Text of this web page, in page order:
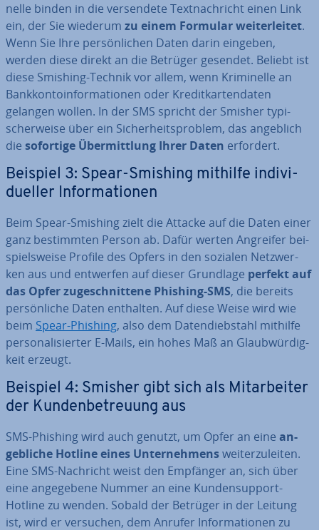
nel­le binden in die ver­sen­de­te Text­nach­richt einen Link
ein, der Sie wiederum zu einem Formular wei­ter­lei­tet.
Wenn Sie Ihre per­sön­li­chen Daten darin eingeben,
werden diese direkt an die Betrüger gesendet. Beliebt ist
diese Smishing-Technik vor allem, wenn Kri­mi­nel­le an
Bank­kon­to­in­for­ma­tio­nen oder Kre­dit­kar­ten­da­ten
gelangen wollen. In der SMS spricht der Smisher ty­pi­
scher­wei­se über ein Si­cher­heits­pro­blem, das angeblich
die sofortige Über­mitt­lung Ihrer Daten erfordert.
Beispiel 3: Spear-Smishing mithilfe in­di­vi­
du­el­ler In­for­ma­tio­nen
Beim Spear-Smishing zielt die Attacke auf die Daten einer
ganz be­stimm­ten Person ab. Dafür werten Angreifer bei­
spiels­wei­se Profile des Opfers in den sozialen Netz­wer­
ken aus und entwerfen auf dieser Grundlage perfekt auf
das Opfer zu­ge­schnit­te­ne Phishing-SMS, die bereits
per­sön­li­che Daten enthalten. Auf diese Weise wird wie
beim Spear-Phishing, also dem Da­ten­dieb­stahl mithilfe
per­so­na­li­sier­ter E-Mails, ein hohes Maß an Glaub­wür­dig­
keit erzeugt.
Beispiel 4: Smisher gibt sich als Mit­ar­bei­ter
der Kun­den­be­treu­ung aus
SMS-Phishing wird auch genutzt, um Opfer an eine an­
geb­li­che Hotlineeines Un­ter­neh­menswei­ter­zu­lei­ten.
Eine SMS-Nachricht weist den Empfänger an, sich über
eine an­ge­ge­be­ne Nummer an eine Kun­den­sup­port-
Hotline zu wenden. Sobald der Betrüger in der Leitung
ist, wird er versuchen, dem Anrufer In­for­ma­tio­nen zu